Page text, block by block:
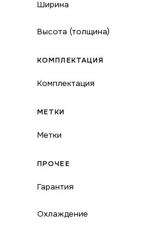
Ширина
Высота (толщина)
КОМПЛЕКТАЦИЯ
Комплектация
МЕТКИ
Метки
ПРОЧЕЕ
Гарантия
Охлаждение